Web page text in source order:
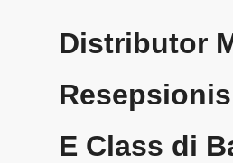
Distributor
E Class di